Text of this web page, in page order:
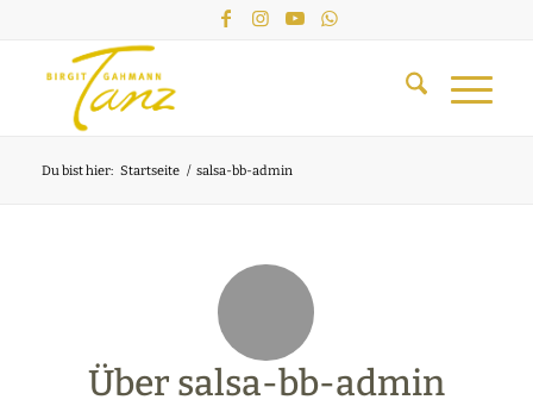
Du bist hier: Startseite / salsa-bb-admin
Über salsa-bb-admin